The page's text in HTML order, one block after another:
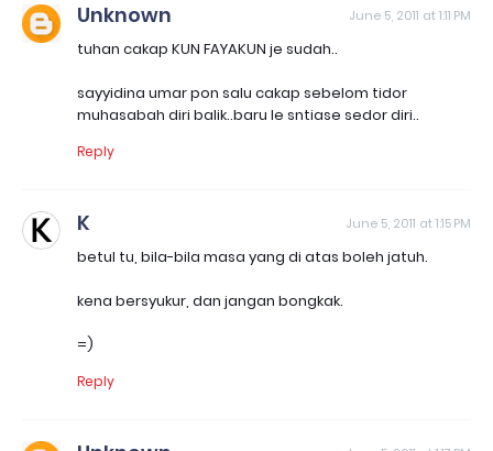
Unknown June 5, 2011 at 1:11 PM
tuhan cakap KUN FAYAKUN je sudah..
sayyidina umar pon salu cakap sebelom tidor
muhasabah diri balik..baru le sntiase sedor diri..
Reply
K June 5, 2011 at 1:15 PM
betul tu, bila-bila masa yang di atas boleh jatuh.
kena bersyukur, dan jangan bongkak.
=)
Reply